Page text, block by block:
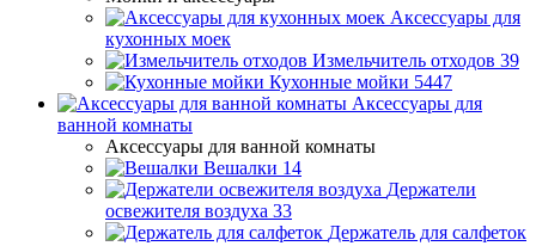
Аксессуары для
кухонных моек
Измельчитель отходов 39
Кухонные мойки 5447
Аксессуары для
ванной комнаты
Аксессуары для ванной комнаты
Вешалки 14
Держатели
освежителя воздуха 33
Держатель для салфеток